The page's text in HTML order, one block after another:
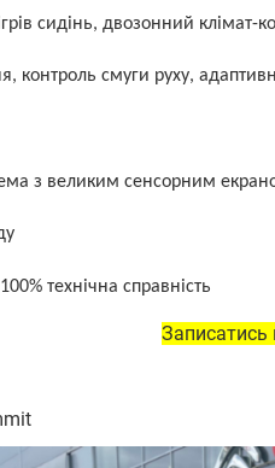
сидінь, двозонний клімат-
контроль смуги руху,
з великим сенсорним
технічна справність
Записатись